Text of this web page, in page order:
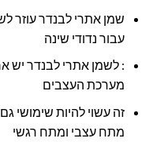
שמן אתרי לבנדר עוזר
עבור נדודי שינה
: לשמן אתרי לבנדר יש
מערכת העצבים
זה עשוי להיות שימושי
מתח עצבי ומתח רגשי